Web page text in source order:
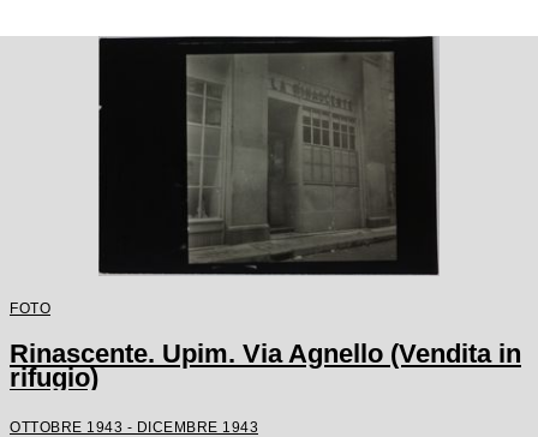
FOTO
Rinascente. Upim. Via Agnello (Vendita in
rifugio)
OTTOBRE 1943 - DICEMBRE 1943